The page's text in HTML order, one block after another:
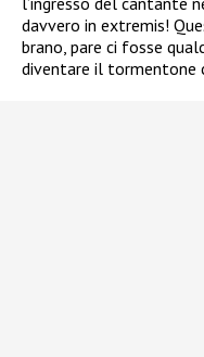
davvero in extremis!
brano, pare ci fosse
diventare il tormentone